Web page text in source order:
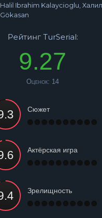
Halil Ibrahim Kalaycioglu,
Gökasan
Рейтинг TurSerial:
9.27
Оценок: 14
Сюжет
Актёрская игра
Зрелищность